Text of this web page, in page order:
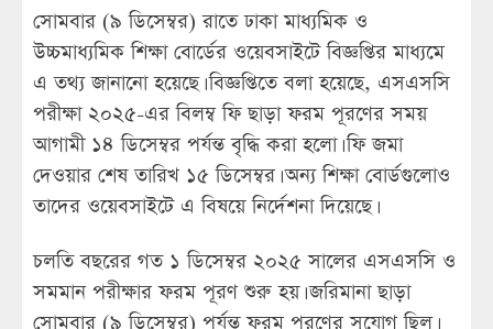
সোমবার (৯ ডিসেম্বর) রাতে ঢাকা মাধ্যমিক ও
উচ্চমাধ্যমিক শিক্ষা বোর্ডের ওয়েবসাইটে বিজ্ঞপ্তির মাধ্যমে
এ তথ্য জানানো হয়েছে। বিজ্ঞপ্তিতে বলা হয়েছে, এসএসসি
পরীক্ষা ২০২৫-এর বিলম্ব ফি ছাড়া ফরম পূরণের সময়
আগামী ১৪ ডিসেম্বর পর্যন্ত বৃদ্ধি করা হলো। ফি জমা
দেওয়ার শেষ তারিখ ১৫ ডিসেম্বর। অন্য শিক্ষা বোর্ডগুলোও
তাদের ওয়েবসাইটে এ বিষয়ে নির্দেশনা দিয়েছে।
চলতি বছরের গত ১ ডিসেম্বর ২০২৫ সালের এসএসসি ও
সমমান পরীক্ষার ফরম পূরণ শুরু হয়। জরিমানা ছাড়া
সোমবার (৯ ডিসেম্বর) পর্যন্ত ফরম পূরণের সুযোগ ছিল।